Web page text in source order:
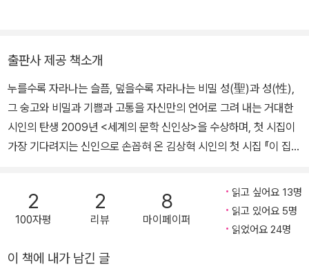
출판사 제공 책소개
누를수록 자라나는 슬픔, 덮을수록 자라나는 비밀 성(聖)과 성(性),
그 숭고와 비밀과 기쁨과 고통을 자신만의 언어로 그려 내는 거대한
시인의 탄생 2009년 <세계의 문학 신인상>을 수상하며, 첫 시집이
가장 기다려지는 신인으로 손꼽혀 온 김상혁 시인의 첫 시집 『이 집에
특한 실존적 조건을 시적 형상으로 탁월하게 빚어내는 솜씨를 보여
준다.”(문학평론가 서동욱), “그의 언어는 학습이나 훈련을 초과하여
흘러나온다. 그는 우리가 전혀 몰랐던, 조금 더 먼 ‘첨단’과 ‘깊이’에까
을 받았다. 김행숙 시인의 예언대로 이 시집에 실린 51편의 시들은
2
100자평
2
리뷰
8
마이페이퍼
읽고 싶어요 13명
읽고 있어요 5명
읽었어요 24명
이 책에 내가 남긴 글